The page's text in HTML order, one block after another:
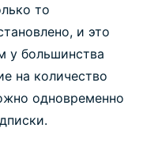
то
и это
у большинства
на количество
одновременно